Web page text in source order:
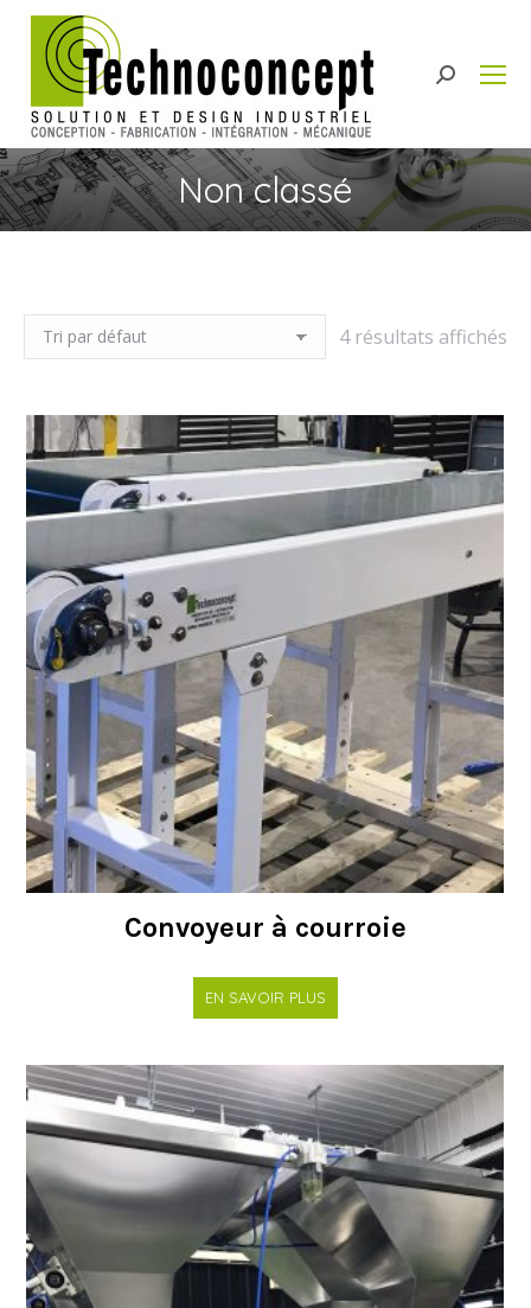
Search:
Non classé
4 résultats affichés
Convoyeur à courroie
EN SAVOIR PLUS